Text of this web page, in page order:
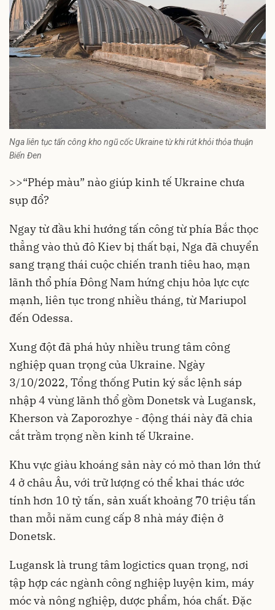
Nga liên tục tấn công kho ngũ cốc Ukraine từ khi rút khỏi thỏa thuận
Biển Đen
>>“Phép màu” nào giúp kinh tế Ukraine chưa
sụp đổ?
Ngay từ đầu khi hướng tấn công từ phía Bắc thọc
thẳng vào thủ đô Kiev bị thất bại, Nga đã chuyển
sang trạng thái cuộc chiến tranh tiêu hao, mạn
lãnh thổ phía Đông Nam hứng chịu hỏa lực cực
mạnh, liên tục trong nhiều tháng, từ Mariupol
đến Odessa.
Xung đột đã phá hủy nhiều trung tâm công
nghiệp quan trọng của Ukraine. Ngày
3/10/2022, Tổng thống Putin ký sắc lệnh sáp
nhập 4 vùng lãnh thổ gồm Donetsk và Lugansk,
Kherson và Zaporozhye - động thái này đã chia
cắt trầm trọng nền kinh tế Ukraine.
Khu vực giàu khoáng sản này có mỏ than lớn thứ
4 ở châu Âu, với trữ lượng có thể khai thác ước
tính hơn 10 tỷ tấn, sản xuất khoảng 70 triệu tấn
than mỗi năm cung cấp 8 nhà máy điện ở
Donetsk.
Lugansk là trung tâm logictics quan trọng, nơi
tập hợp các ngành công nghiệp luyện kim, máy
móc và nông nghiệp, dược phẩm, hóa chất. Đặc